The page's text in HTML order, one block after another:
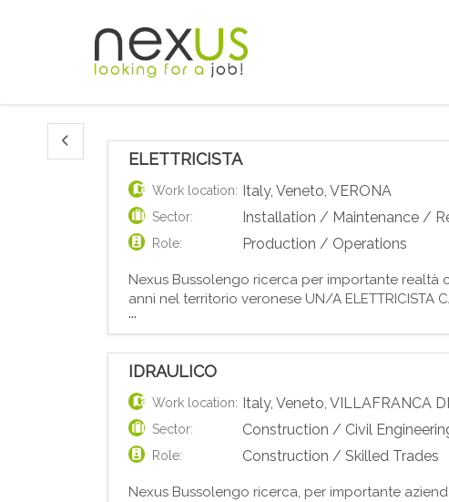
ELETTRICISTA
Work location: Italy,Veneto,VERONA
Sector: Installation / Maintenance /
Role: Production / Operations
Nexus Bussolengo ricerca per importante
anni nel territorio veronese UN/A ELETTRICISTA
Esperienza comprovata nell'installazione,
...
IDRAULICO
Work location: Italy,Veneto,VILLAFRANCA
Sector: Construction / Civil
Role: Construction / Skilled Trades
Nexus Bussolengo ricerca, per importante